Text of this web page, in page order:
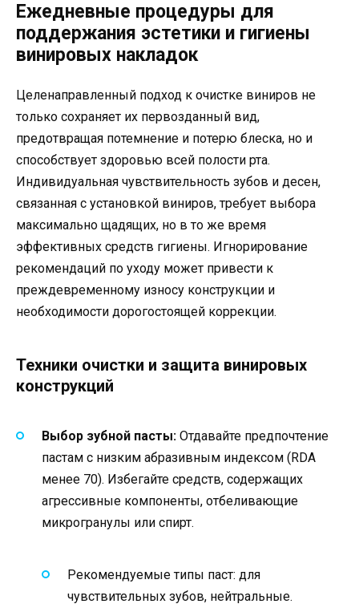
Ежедневные процедуры для
поддержания эстетики и гигиены
винировых накладок
Целенаправленный подход к очистке виниров не
только сохраняет их первозданный вид,
предотвращая потемнение и потерю блеска, но и
способствует здоровью всей полости рта.
Индивидуальная чувствительность зубов и десен,
связанная с установкой виниров, требует выбора
максимально щадящих, но в то же время
эффективных средств гигиены. Игнорирование
рекомендаций по уходу может привести к
преждевременному износу конструкции и
необходимости дорогостоящей коррекции.
Техники очистки и защита винировых
конструкций
Выбор зубной пасты: Отдавайте предпочтение
пастам с низким абразивным индексом (RDA
менее 70). Избегайте средств, содержащих
агрессивные компоненты, отбеливающие
микрогранулы или спирт.
Рекомендуемые типы паст: для
чувствительных зубов, нейтральные.